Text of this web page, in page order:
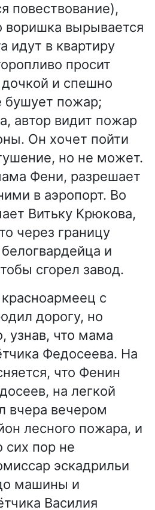
повествование),
воришка вырывается
идут в квартиру
просит
и спешно
бушует пожар;
автор видит пожар
Он хочет пойти
но не может.
Фени, разрешает
в аэропорт. Во
Витьку Крюкова,
через границу
и
сгорел завод.
с
дорогу, но
узнав, что мама
Федосеева. На
что Фенин
на легкой
вчера вечером
лесного пожара, и
сих пор не
эскадрильи
машины и
Василия